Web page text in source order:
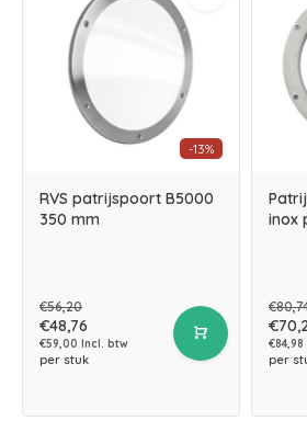
-13%
RVS patrijspoort B5000
350 mm
€56,20
€48,76
€59,00 Incl. btw
per stuk
inox
per